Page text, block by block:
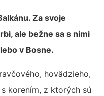
Za svoje
ale bežne sa s nimi
v Bosne.
hovädzieho,
korením, z ktorých sú